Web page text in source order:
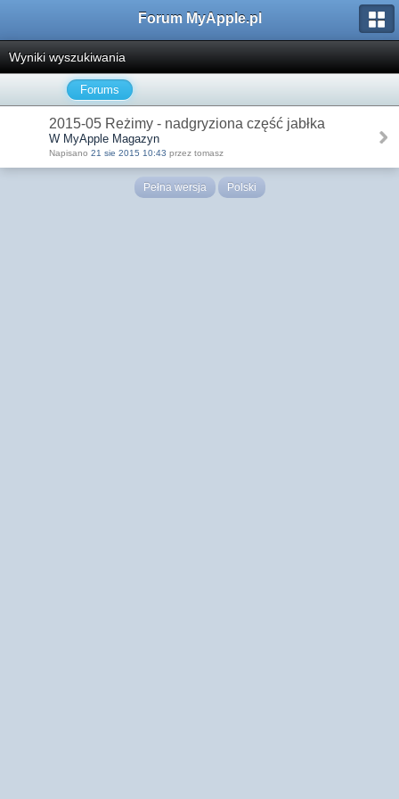
Forum MyApple.pl
Wyniki wyszukiwania
Forums
2015-05 Reżimy - nadgryziona część jabłka
W MyApple Magazyn
Napisano 21 sie 2015 10:43 przez tomasz
Pełna wersja Polski